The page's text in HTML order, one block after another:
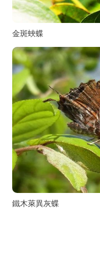
金斑蛺蝶
鐵木萊異灰蝶